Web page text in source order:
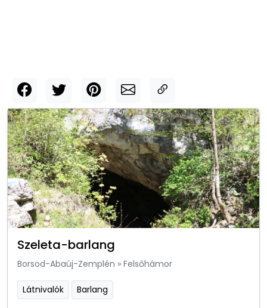
Szeleta-barlang
Borsod-Abaúj-Zemplén » Felsőhámor
Látnivalók Barlang